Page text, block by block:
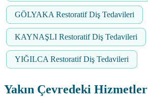
GÖLYAKA Restoratif Diş Tedavileri
KAYNAŞLI Restoratif Diş Tedavileri
YIĞILCA Restoratif Diş Tedavileri
Yakın Çevredeki Hizmetler